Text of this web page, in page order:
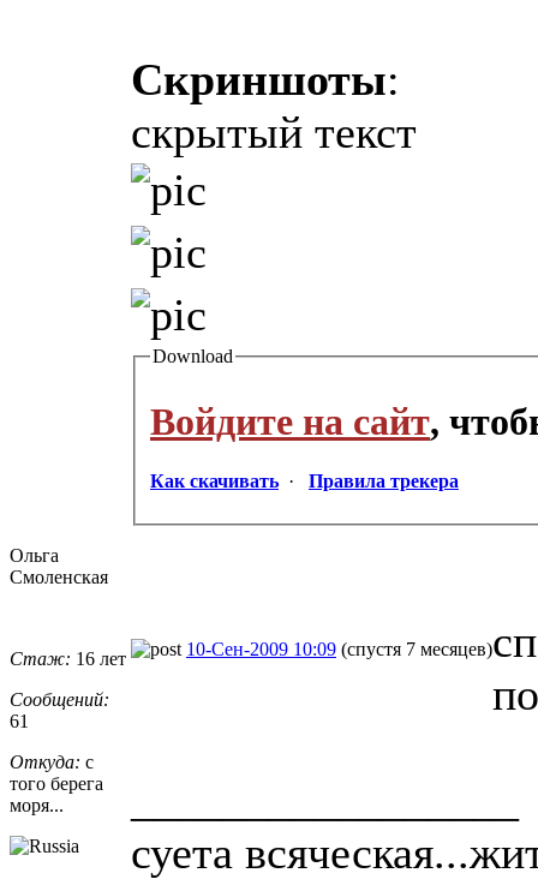
Скриншоты:
скрытый текст
Download
Войдите на сайт,
Как скачивать · Правила трекера
Ольга
Смоленская
Стаж: 16 лет
Сообщений:
61
Откуда: с
того берега
моря...
10-Сен-2009 10:09 (спустя 7 месяцев)
суета